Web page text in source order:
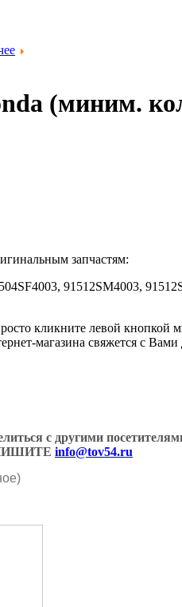
(миним.
запчастям:
91512SM4003,
кликните левой кнопкой
магазина свяжется с
с другими
info@tov54.ru